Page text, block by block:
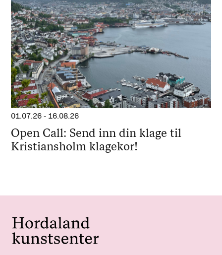
01.07.26 - 16.08.26
Open Call: Send inn din klage til
Kristiansholm klagekor!